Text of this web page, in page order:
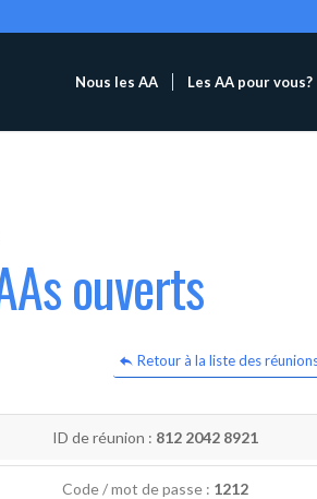
Nous les AA Les AA pour vous?
ouverts
Retour à la liste des
ID de réunion : 812 2042 8921
Code / mot de passe : 1212